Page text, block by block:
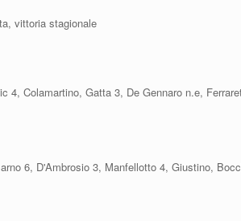
vittoria stagionale
Colamartino, Gatta 3, De Gennaro n.e,
6, D'Ambrosio 3, Manfellotto 4, Giustino,